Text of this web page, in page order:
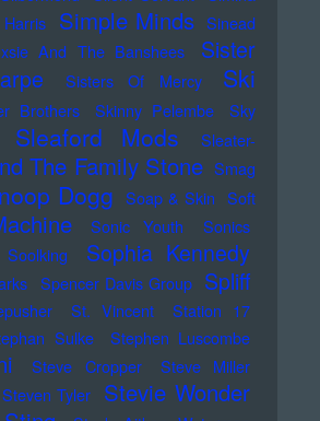
Simple Minds Sinead
And The Banshees
Sister
Sisters Of Mercy
Ski
Brothers Skinny Pelembe
Sky
Sleaford Mods
Sleater-
The Family Stone Smag
Dogg Soap & Skin Soft
Sonic Youth
Sonics
Soolking Sophia Kennedy
Spencer Davis Group Spliff
St. Vincent
Station 17
Sulke Stephen Luscombe
Steve Cropper
Steve Miller
Steven Tyler Stevie Wonder